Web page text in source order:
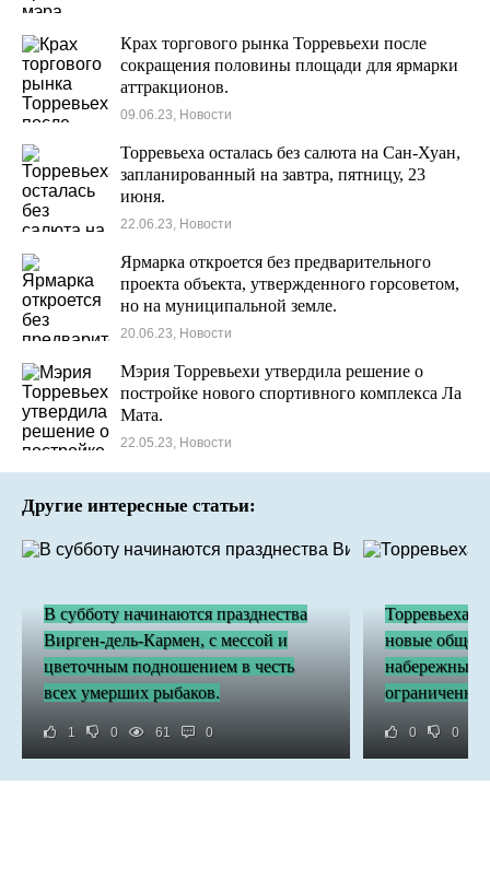
Крах торгового рынка Торревьехи после
сокращения половины площади для ярмарки
аттракционов.
09.06.23, Новости
Торревьеха осталась без салюта на Сан-Хуан,
запланированный на завтра, пятницу, 23
июня.
22.06.23, Новости
Ярмарка откроется без предварительного
проекта объекта, утвержденного горсоветом,
но на муниципальной земле.
20.06.23, Новости
Мэрия Торревьехи утвердила решение о
постройке нового спортивного комплекса Ла
Мата.
22.05.23, Новости
Другие интересные статьи:
В субботу начинаются празднества
Вирген-дель-Кармен, с мессой и
цветочным подношением в честь
всех умерших рыбаков.
1 0 61 0
Торревьеха
новые
набережных:
0 0